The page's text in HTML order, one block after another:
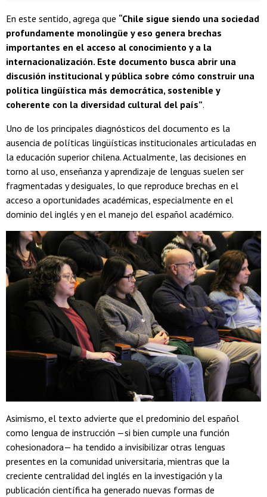
En este sentido, agrega que “Chile sigue siendo una sociedad
profundamente monolingüe y eso genera brechas
importantes en el acceso al conocimiento y a la
internacionalización. Este documento busca abrir una
discusión institucional y pública sobre cómo construir una
política lingüística más democrática, sostenible y
coherente con la diversidad cultural del país”.
Uno de los principales diagnósticos del documento es la
ausencia de políticas lingüísticas institucionales articuladas en
la educación superior chilena. Actualmente, las decisiones en
torno al uso, enseñanza y aprendizaje de lenguas suelen ser
fragmentadas y desiguales, lo que reproduce brechas en el
acceso a oportunidades académicas, especialmente en el
dominio del inglés y en el manejo del español académico.
Asimismo, el texto advierte que el predominio del español
como lengua de instrucción —si bien cumple una función
cohesionadora— ha tendido a invisibilizar otras lenguas
presentes en la comunidad universitaria, mientras que la
creciente centralidad del inglés en la investigación y la
publicación científica ha generado nuevas formas de